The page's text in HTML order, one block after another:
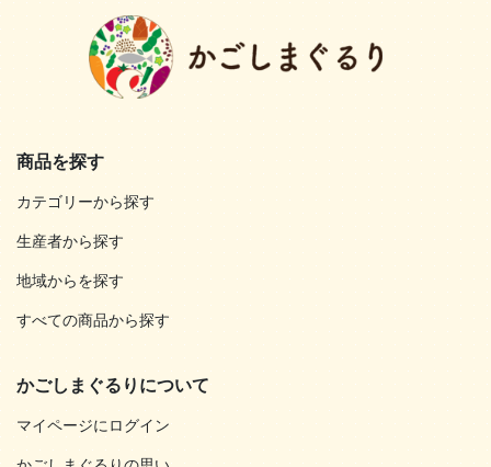
商品を探す
カテゴリーから探す
生産者から探す
地域からを探す
すべての商品から探す
かごしまぐるりについて
マイページにログイン